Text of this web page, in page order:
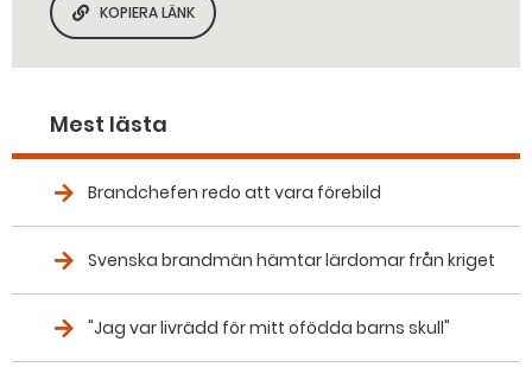
KOPIERA SIDANS LÄNK
KOPIERA LÄNK
Mest lästa
Brandchefen redo att vara förebild
Svenska brandmän hämtar lärdomar från kriget
"Jag var livrädd för mitt ofödda barns skull"